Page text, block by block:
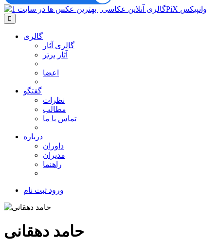
گالری
گالری آثار
آثار برتر
اعضا
گفتگو
نظرات
مطالب
تماس با ما
درباره
داوران
مدیران
راهنما
ورود ثبت نام
حامد دهقانی